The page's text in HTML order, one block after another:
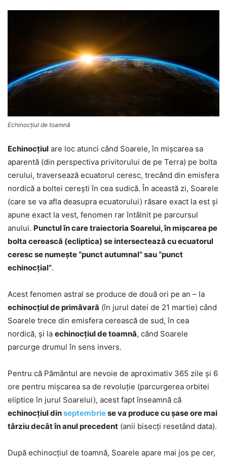
Echinocţiul de toamnă
Echinocţiul are loc atunci când Soarele, în mişcarea sa
aparentă (din perspectiva privitorului de pe Terra) pe bolta
cerului, traversează ecuatorul ceresc, trecând din emisfera
nordică a boltei cerești în cea sudică. În această zi, Soarele
(care se va afla deasupra ecuatorului) răsare exact la est și
apune exact la vest, fenomen rar întâlnit pe parcursul
anului. Punctul în care traiectoria Soarelui, în mişcarea pe
bolta cerească (ecliptica) se intersectează cu ecuatorul
ceresc se numeşte “punct autumnal” sau “punct
echinocţial”.
Acest fenomen astral se produce de două ori pe an – la
echinocţiul de primăvară (în jurul datei de 21 martie) când
Soarele trece din emisfera cerească de sud, în cea
nordică, şi la echinocţiul de toamnă, când Soarele
parcurge drumul în sens invers.
Pentru că Pământul are nevoie de aproximativ 365 zile şi 6
ore pentru mişcarea sa de revoluţie (parcurgerea orbitei
eliptice în jurul Soarelui), acest fapt înseamnă că
echinocțiul dinseptembriese va produce cu șase ore mai
târziu decât în anul precedent (anii bisecți resetând data).
După echinocțiul de toamnă, Soarele apare mai jos pe cer,